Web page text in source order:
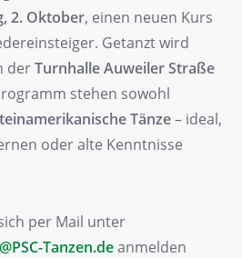
2. Oktober, einen neuen Kurs
Getanzt wird
derTurnhalle Auweiler Straße
stehen sowohl
Tänze– ideal,
oder alte Kenntnisse
per Mail unter
Tanzen.deanmelden